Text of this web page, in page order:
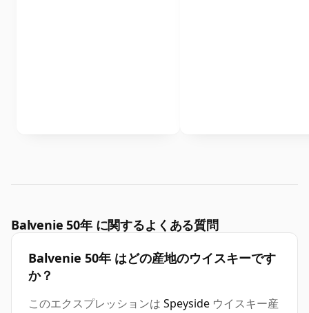
Balvenie 50年 に関するよくある質問
Balvenie 50年 はどの産地のウイスキーです
か？
このエクスプレッションは Speyside ウイスキー産